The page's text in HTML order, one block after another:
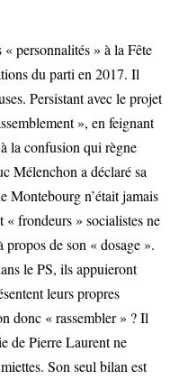
personnalités » à la Fête
du parti en 2017. Il
Persistant avec le projet
», en feignant
la confusion qui règne
Mélenchon a déclaré sa
Montebourg n’était jamais
« frondeurs » socialistes ne
de son « dosage ».
le PS, ils appuieront
leurs propres
donc « rassembler » ? Il
de Pierre Laurent ne
Son seul bilan est